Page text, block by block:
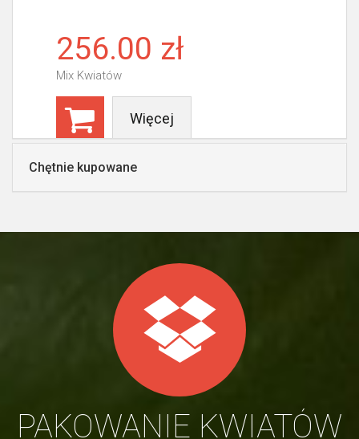
256.00 zł
Mix Kwiatów
Więcej
Chętnie kupowane
PAKOWANIE KWIATÓW